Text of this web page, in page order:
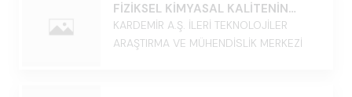
FİZİKSEL KİMYASAL KALİTENİN
ARTIRILMASI
KARDEMİR A.Ş. İLERİ TEKNOLOJİLER
ARAŞTIRMA VE MÜHENDİSLİK MERKEZİ